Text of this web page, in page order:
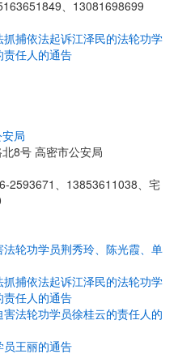
、13081698699
捕依法起诉江泽民的法轮功学
责任人的通告
局
8号 高密市公安局
2593671、13853611038、宅
轮功学员荆秀玲、陈光霞、单
捕依法起诉江泽民的法轮功学
责任人的通告
法轮功学员徐桂云的责任人的
王丽的通告